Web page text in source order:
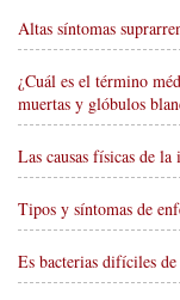
Altas síntomas
¿Cuál es el término
muertas y glóbulos
Las causas físicas de la
Tipos y síntomas de
Es bacterias difíciles